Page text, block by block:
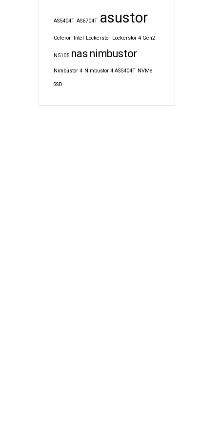
AS5404T AS6704T asustor
Celeron Intel Lockerstor Lockerstor 4 Gen2
N5105 nas nimbustor
Nimbustor 4 Nimbustor 4 AS5404T NVMe
SSD